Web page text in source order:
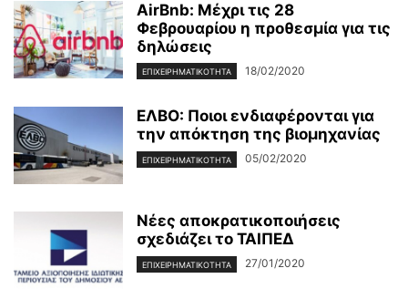
AirBnb: Μέχρι τις 28
Φεβρουαρίου η προθεσμία για τις
δηλώσεις
ΕΠΙΧΕΙΡΗΜΑΤΙΚΌΤΗΤΑ 18/02/2020
ΕΛΒΟ: Ποιοι ενδιαφέρονται για
την απόκτηση της βιομηχανίας
ΕΠΙΧΕΙΡΗΜΑΤΙΚΌΤΗΤΑ 05/02/2020
Νέες αποκρατικοποιήσεις
σχεδιάζει το ΤΑΙΠΕΔ
ΕΠΙΧΕΙΡΗΜΑΤΙΚΌΤΗΤΑ 27/01/2020